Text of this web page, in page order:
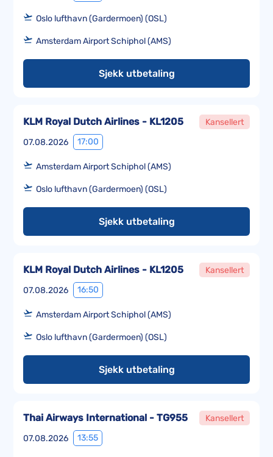
Oslo lufthavn (Gardermoen) (OSL)
Amsterdam Airport Schiphol (AMS)
Sjekk utbetaling
07.08.2026 17:00
KLM Royal Dutch Airlines - KL1205 Kansellert
Amsterdam Airport Schiphol (AMS)
Oslo lufthavn (Gardermoen) (OSL)
Sjekk utbetaling
07.08.2026 16:50
KLM Royal Dutch Airlines - KL1205 Kansellert
Amsterdam Airport Schiphol (AMS)
Oslo lufthavn (Gardermoen) (OSL)
Sjekk utbetaling
07.08.2026 13:55
Thai Airways International - TG955 Kansellert